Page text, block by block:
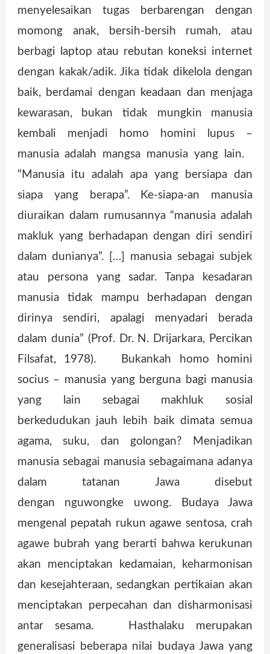
menyelesaikan tugas berbarengan dengan
momong anak, bersih-bersih rumah, atau
berbagi laptop atau rebutan koneksi internet
dengan kakak/adik. Jika tidak dikelola dengan
baik, berdamai dengan keadaan dan menjaga
kewarasan, bukan tidak mungkin manusia
kembali menjadi homo homini lupus –
manusia adalah mangsa manusia yang lain.
“Manusia itu adalah apa yang bersiapa dan
siapa yang berapa”. Ke-siapa-an manusia
diuraikan dalam rumusannya “manusia adalah
makluk yang berhadapan dengan diri sendiri
dalam dunianya”. […] manusia sebagai subjek
atau persona yang sadar. Tanpa kesadaran
manusia tidak mampu berhadapan dengan
dirinya sendiri, apalagi menyadari berada
dalam dunia” (Prof. Dr. N. Drijarkara, Percikan
Filsafat, 1978). Bukankah homo homini
socius – manusia yang berguna bagi manusia
yang lain sebagai makhluk sosial
berkedudukan jauh lebih baik dimata semua
agama, suku, dan golongan? Menjadikan
manusia sebagai manusia sebagaimana adanya
dalam tatanan Jawa disebut
dengan nguwongke uwong. Budaya Jawa
mengenal pepatah rukun agawe sentosa, crah
agawe bubrah yang berarti bahwa kerukunan
akan menciptakan kedamaian, keharmonisan
dan kesejahteraan, sedangkan pertikaian akan
menciptakan perpecahan dan disharmonisasi
antar sesama. Hasthalaku merupakan
generalisasi beberapa nilai budaya Jawa yang